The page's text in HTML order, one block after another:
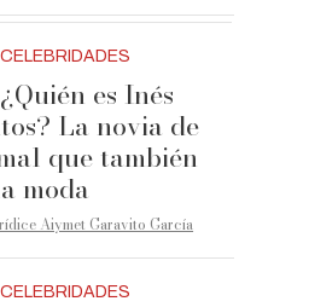
CELEBRIDADES
¿Quién es Inés
La novia de
que también
moda
Aiymet Garavito García
CELEBRIDADES